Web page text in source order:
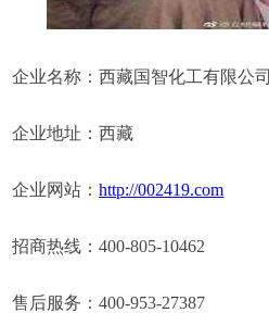
企业名称：西藏国智化工有限公司
企业地址：西藏
企业网站：http://002419.com
招商热线：400-805-10462
售后服务：400-953-27387